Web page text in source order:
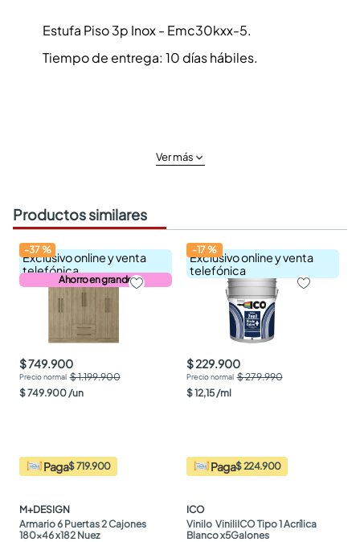
Estufa Piso 3p Inox - Emc30kxx-5.
Tiempo de entrega: 10 días hábiles.
Ver más
Productos similares
Exclusivo online y venta
telefónica
Ahorro en grande
-37%
$ 749.900
$ 1.199.900
$749.900 /un
Paga$ 719.900
M+DESIGN
Armario 6 Puertas 2 Cajones
180x46 x182 Nuez
Exclusivo online y venta
telefónica
-17%
$ 229.900
$ 279.990
$12,15 /ml
Paga$ 224.900
ICO
Vinilo  ViniliICO Tipo 1 Acrílica
Blanco x5Galones